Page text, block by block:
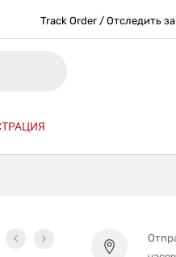
Track Order / Отследить